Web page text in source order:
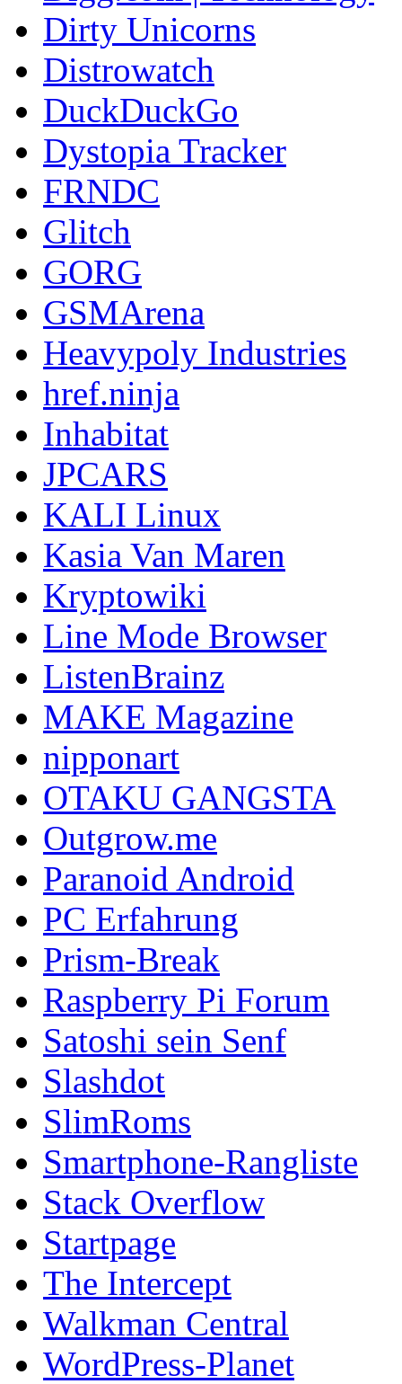
Dirty Unicorns
Distrowatch
DuckDuckGo
Dystopia Tracker
FRNDC
Glitch
GORG
GSMArena
Heavypoly Industries
href.ninja
Inhabitat
JPCARS
KALI Linux
Kasia Van Maren
Kryptowiki
Line Mode Browser
ListenBrainz
MAKE Magazine
nipponart
OTAKU GANGSTA
Outgrow.me
Paranoid Android
PC Erfahrung
Prism-Break
Raspberry Pi Forum
Satoshi sein Senf
Slashdot
SlimRoms
Smartphone-Rangliste
Stack Overflow
Startpage
The Intercept
Walkman Central
WordPress-Planet